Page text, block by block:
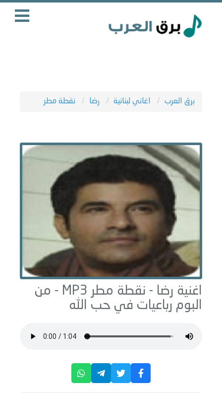
برق العرب اغاني لبنانية رضا نقطة مطر
اغنية رضا - نقطة مطر
MP3 - من
البوم رباعيات في حب الله